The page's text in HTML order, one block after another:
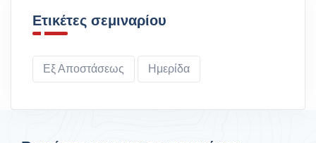
Ετικέτες σεμιναρίου
Εξ Αποστάσεως Ημερίδα